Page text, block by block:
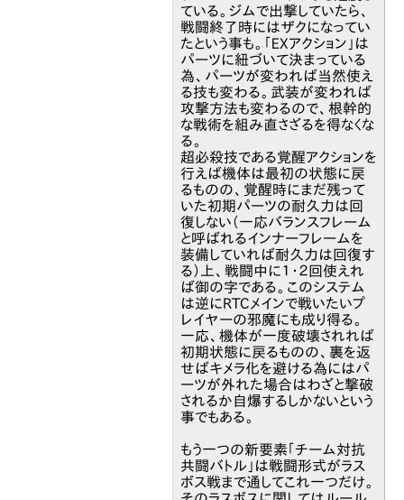
ている。ジムで出撃していたら、
戦闘終了時にはザクになってい
たという事も。「EXアクション」は
パーツに紐づいて決まっている
為、パーツが変われば当然使え
る技も変わる。武装が変われば
攻撃方法も変わるので、根幹的
な戦術を組み直さざるを得なくな
る。
超必殺技である覚醒アクションを
行えば機体は最初の状態に戻
るものの、覚醒時にまだ残って
いた初期パーツの耐久力は回
復しない（一応バランスフレーム
と呼ばれるインナーフレームを
装備していれば耐久力は回復す
る）上、戦闘中に１・２回使えれ
ば御の字である。このシステム
は逆にRTCメインで戦いたいプ
レイヤーの邪魔にも成り得る。
一応、機体が一度破壊されれば
初期状態に戻るものの、裏を返
せばキメラ化を避ける為にはパ
ーツが外れた場合はわざと撃破
されるか自爆するしかないという
事でもある。
もう一つの新要素「チーム対抗
共闘バトル」は戦闘形式がラス
ボス戦まで通してこれ一つだけ。